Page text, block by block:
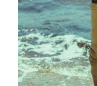
Código:
Disponível